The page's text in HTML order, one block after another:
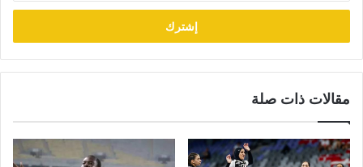
الإلكتروني
مقالات ذات صلة